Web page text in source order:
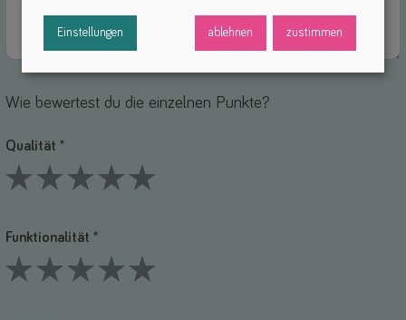
Wie bewertest du die einzelnen Punkte?
Qualität *
Funktionalität *
Einstellungen ablehnen zustimmen